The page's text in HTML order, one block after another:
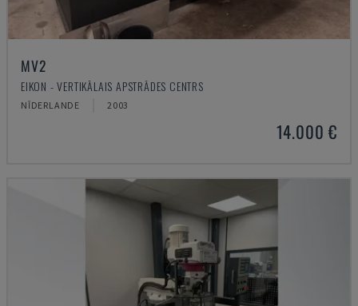
MV2
EIKON - VERTIKĀLAIS APSTRĀDES CENTRS
NĪDERLANDE 2003
14.000 €